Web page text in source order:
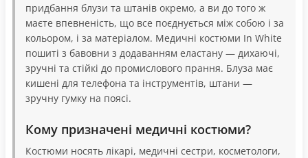
придбання блузи та штанів окремо, а ви до того ж
маєте впевненість, що все поєднується між собою і за
кольором, і за матеріалом. Медичні костюми In White
пошиті з бавовни з додаванням еластану — дихаючі,
зручні та стійкі до промислового прання. Блуза має
кишені для телефона та інструментів, штани —
зручну гумку на поясі.
Кому призначені медичні костюми?
Костюми носять лікарі, медичні сестри, косметологи,